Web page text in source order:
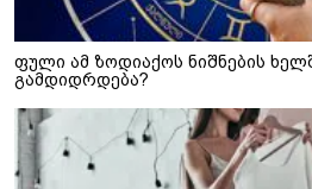
ფული ამ ზოდიაქოს ნიშნების
გამდიდრდება?